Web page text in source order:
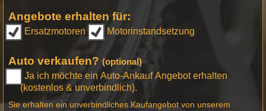
Angebote erhalten für:
Ersatzmotoren Motorinstandsetzung
Auto verkaufen? (optional)
Ja ich möchte ein Auto-Ankauf Angebot erhalten
(kostenlos & unverbindlich).
Sie erhalten ein unverbindliches Kaufangebot von unserem